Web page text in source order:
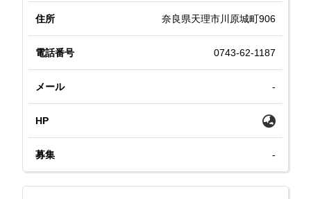
奈良県天理市川原城町906
0743-62-1187
-
-